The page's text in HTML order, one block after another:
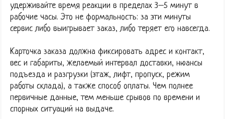
удерживайте время реакции в пределах 3–5 минут в
рабочие часы. Это не формальность: за эти минуты
сервис либо выигрывает заказ, либо теряет его навсегда.
Карточка заказа должна фиксировать адрес и контакт,
вес и габариты, желаемый интервал доставки, нюансы
подъезда и разгрузки (этаж, лифт, пропуск, режим
работы склада), а также способ оплаты. Чем полнее
первичные данные, тем меньше срывов по времени и
спорных ситуаций на выдаче.